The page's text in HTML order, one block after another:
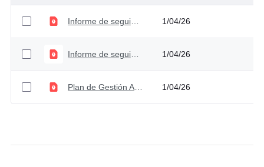
Informe de seguimiento al Plan de Gestión Ambiental Segundo semestre 1/04/26
Informe de seguimiento al Plan de Gestión Ambiental Primer semestre 1/04/26
Plan de Gestión Ambiental V1 1/04/26